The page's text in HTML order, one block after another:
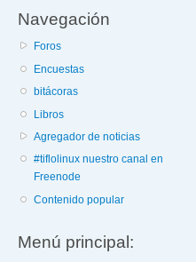
Navegación
Foros
Encuestas
bitácoras
Libros
Agregador de noticias
#tiflolinux nuestro canal en
Freenode
Contenido popular
Menú principal: